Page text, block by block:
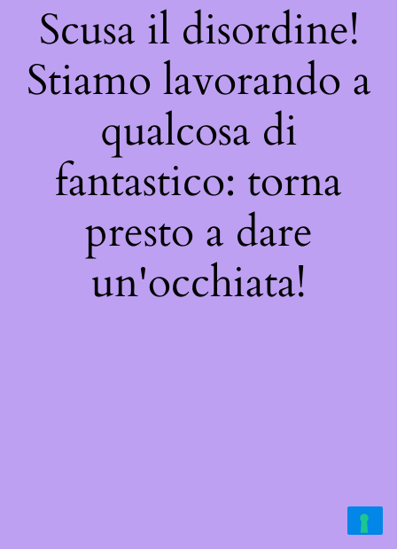
Scusa il disordine!
Stiamo lavorando a
qualcosa di
fantastico: torna
presto a dare
un'occhiata!